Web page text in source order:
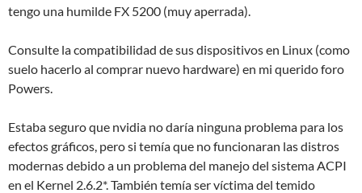
tengo una humilde FX 5200 (muy aperrada).
Consulte la compatibilidad de sus dispositivos en Linux (como
suelo hacerlo al comprar nuevo hardware) en mi querido foro
Powers.
Estaba seguro que nvidia no daría ninguna problema para los
efectos gráficos, pero si temía que no funcionaran las distros
modernas debido a un problema del manejo del sistema ACPI
en el Kernel 2.6.2*. También temía ser víctima del temido